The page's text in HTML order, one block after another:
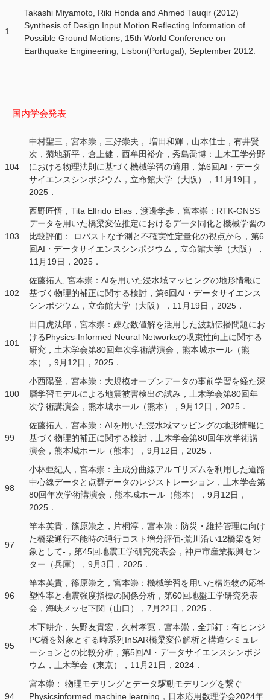
1
Takashi Miyamoto, Riki Honda and Ahmed Tauqir (2012)
Synthesis of Design Input Motion Reflecting Information of
Possible Ground Motions, 15th World Conference on
Earthquake Engineering, Lisbon(Portugal), September 2012.
国内学会発表
104
中村聖三，宮本崇，三好崇夫， 増田和輝，山本佳士，有井賢
次，菊地新平，倉上健，西牟田裕介，秀島喬博：土木工学分野
における物理法則に基づく機械学習の適用，第6回AI・データ
サイエンスシンポジウム，立命館大学（大阪），11月19日，
2025．
103
西野匠悟，Tita Elfrido Elias，渡邊学歩，宮本崇：RTK-GNSS
データを用いた橋梁変位推定におけるデータ同化と機械学習の
比較評価： ロバストな予測と不確実性定量化の視点から，第6
回AI・データサイエンスシンポジウム，立命館大学（大阪），
11月19日，2025．
102
佐藤拓人, 宮本崇：AIを用いた浸水域マッピングの地形情報に
基づく物理的補正に関する検討，第6回AI・データサイエンス
シンポジウム，立命館大学（大阪），11月19日，2025．
101
田口虎汰郎，宮本崇：疎な数値解を活用した波動伝播問題にお
けるPhysics-Informed Neural Networksの収束性向上に関する
研究，土木学会第80回年次学術講演会，熊本城ホール（熊
本），9月12日，2025．
100
小西陽登，宮本崇：大規模オープンデータの事前学習を経た深
層学習モデルによる地震被害検出の試み，土木学会第80回年
次学術講演会，熊本城ホール（熊本），9月12日，2025．
99
佐藤拓人，宮本崇：AIを用いた浸水域マッピングの地形情報に
基づく物理的補正に関する検討，土木学会第80回年次学術講
演会，熊本城ホール（熊本），9月12日，2025．
98
小林亜紀人，宮本崇：主成分曲線アルゴリズムを利用した道路
中心線データと点群データのレジストレーション，土木学会第
80回年次学術講演会，熊本城ホール（熊本），9月12日，
2025．
97
竿本英貴，篠原崇之，片桐淳，宮本崇：防災・維持管理に向け
た橋梁通行不能時の通行コスト増分評価‐荒川沿い12橋梁を対
象として‐，第45回地震工学研究発表会，神戸市産業振興セン
ター（兵庫），9月3日，2025．
96
竿本英貴，篠原崇之，宮本崇：機械学習を用いた構造物の応答
塑性率と地震強度指標の関係分析，第60回地盤工学研究発表
会，海峡メッセ下関（山口），7月22日，2025．
95
木下耕介，矢野友貴宏，久村孝寛，宮本崇，全邦釘：有ヒンジ
PC橋を対象とする時系列InSAR橋梁変位解析と構造シミュレ
ーションとの比較分析，第5回AI・データサイエンスシンポジ
ウム，土木学会（東京），11月21日，2024．
94
宮本崇： 物理モデリングとデータ駆動モデリングを繋ぐ
Physicsinformed machine learning，日本応用数理学会2024年